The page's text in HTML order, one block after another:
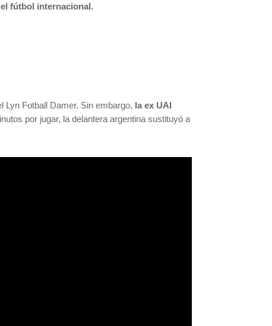
fútbol internacional.
Lyn Fotball Damer. Sin embargo, la ex UAI
por jugar, la delantera argentina sustituyó a